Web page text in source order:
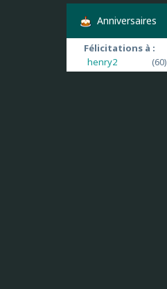
Anniversaires
Félicitations à :
henry2
(60)